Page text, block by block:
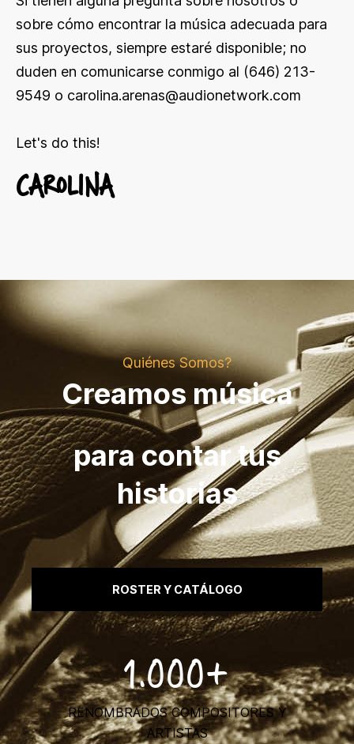
sobre cómo encontrar la música adecuada para
sus proyectos, siempre estaré disponible; no
duden en comunicarse conmigo al (646) 213-
9549 o carolina.arenas@audionetwork.com
Let's do this!
CAROLINA
Quiénes Somos?
Creamos música
para contar tus
historias
ROSTER Y CATÁLOGO
1.000+
RENOMBRADOS COMPOSITORES Y
ARTISTAS